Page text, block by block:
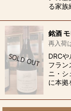
る家族
銘酒
再入荷
DRC
フラ
ニ・シ
に本